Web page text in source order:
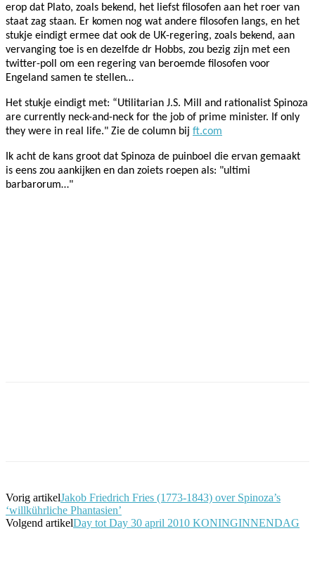
erop dat Plato, zoals bekend, het liefst filosofen aan het roer van
staat zag staan. Er komen nog wat andere filosofen langs, en het
stukje eindigt ermee dat ook de UK-regering, zoals bekend, aan
vervanging toe is en dezelfde dr Hobbs, zou bezig zijn met een
twitter-poll om een regering van beroemde filosofen voor
Engeland samen te stellen…
Het stukje eindigt met: “Utilitarian J.S. Mill and rationalist Spinoza
are currently neck-and-neck for the job of prime minister. If only
they were in real life." Zie de column bij ft.com
Ik acht de kans groot dat Spinoza de puinboel die ervan gemaakt
is eens zou aankijken en dan zoiets roepen als: "ultimi
barbarorum…"
Vorig artikelJakob Friedrich Fries (1773-1843) over Spinoza’s
‘willkührliche Phantasien’
Volgend artikelDay tot Day 30 april 2010 KONINGINNENDAG